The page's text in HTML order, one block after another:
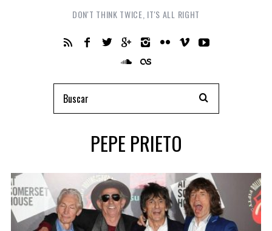
DON'T THINK TWICE, IT'S ALL RIGHT
PEPE PRIETO